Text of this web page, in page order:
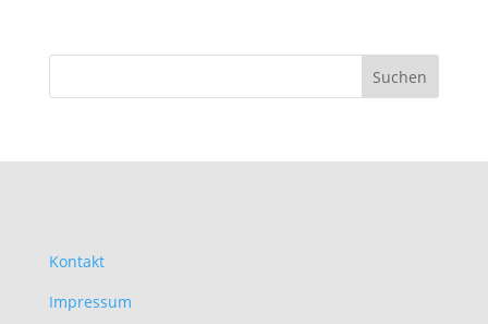
Kontakt
Impressum